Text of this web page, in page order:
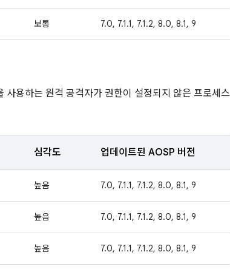
보통 7.0, 7.1.1, 7.1.2, 8.0, 8.1, 9
용하는 원격 공격자가 권한이 설정되지 않은 프로세스
심각도 업데이트된 AOSP 버전
높음 7.0, 7.1.1, 7.1.2, 8.0, 8.1, 9
높음 7.0, 7.1.1, 7.1.2, 8.0, 8.1, 9
높음 7.0, 7.1.1, 7.1.2, 8.0, 8.1, 9